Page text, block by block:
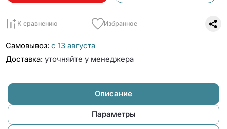
К сравнению Избранное
Самовывоз: с 13 августа
Доставка: уточняйте у менеджера
Описание
Параметры